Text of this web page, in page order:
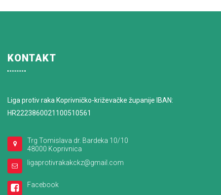
KONTAKT
Liga protiv raka Koprivničko-križevačke županije IBAN:
HR2223860021100510561
Trg Tomislava dr. Bardeka 10/10
48000 Koprivnica
ligaprotivrakakckz@gmail.com
Facebook